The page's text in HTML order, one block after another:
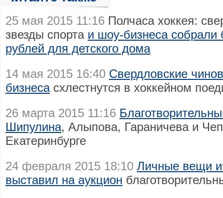
25 мая 2015 11:16 Полчаса хоккея:
звезды спорта и шоу-бизнеса
рублей для детского дома
14 мая 2015 16:40 Свердловские
бизнесасхлестнутся в хоккейном
26 марта 2015 11:16
Шипулина, Алыпова, Гараничева и
Екатеринбурге
24 февраля 2015 18:10 Личные вещи
выставил на аукцион